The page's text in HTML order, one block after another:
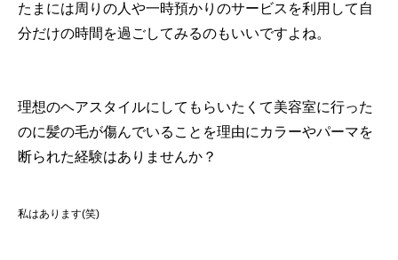
たまには周りの人や一時預かりのサービスを利用して自
分だけの時間を過ごしてみるのもいいですよね。
理想のヘアスタイルにしてもらいたくて美容室に行った
のに髪の毛が傷んでいることを理由にカラーやパーマを
断られた経験はありませんか？
私はあります(笑)